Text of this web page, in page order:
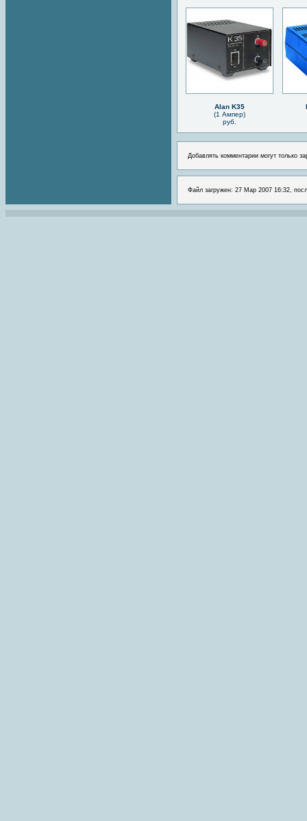
Alan K35
(1 Ампер)
руб.
Добавлять комментарии могут только
Файл загружен: 27 Мар 2007 16:32,